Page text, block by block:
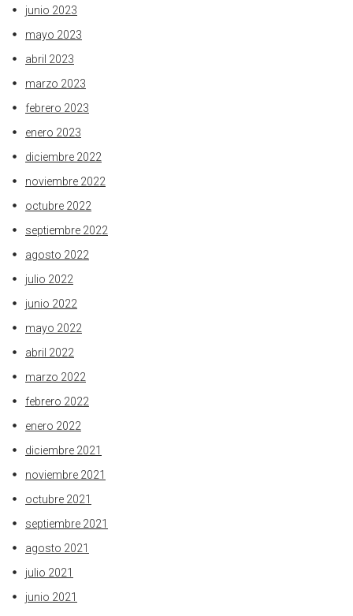
junio 2023
mayo 2023
abril 2023
marzo 2023
febrero 2023
enero 2023
diciembre 2022
noviembre 2022
octubre 2022
septiembre 2022
agosto 2022
julio 2022
junio 2022
mayo 2022
abril 2022
marzo 2022
febrero 2022
enero 2022
diciembre 2021
noviembre 2021
octubre 2021
septiembre 2021
agosto 2021
julio 2021
junio 2021